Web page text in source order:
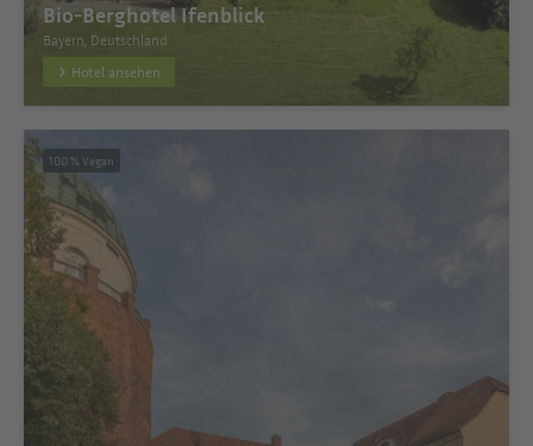
Bio-Berghotel Ifenblick
Bayern, Deutschland
Hotel ansehen
100 % Vegan